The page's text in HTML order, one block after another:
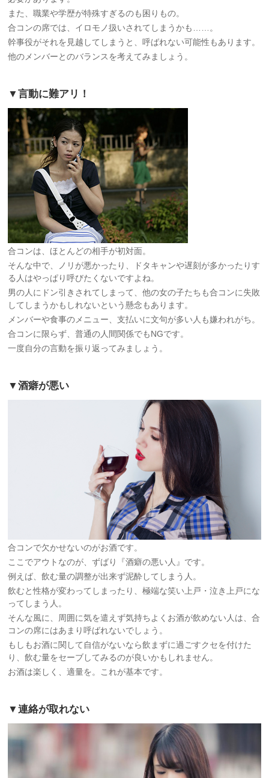
また、職業や学歴が特殊すぎるのも困りもの。
合コンの席では、イロモノ扱いされてしまうかも……。
幹事役がそれを見越してしまうと、呼ばれない可能性もあります。
他のメンバーとのバランスを考えてみましょう。
▼言動に難アリ！
合コンは、ほとんどの相手が初対面。
そんな中で、ノリが悪かったり、ドタキャンや遅刻が多かったりす
る人はやっぱり呼びたくないですよね。
男の人にドン引きされてしまって、他の女の子たちも合コンに失敗
してしまうかもしれないという懸念もあります。
メンバーや食事のメニュー、支払いに文句が多い人も嫌われがち。
合コンに限らず、普通の人間関係でもNGです。
一度自分の言動を振り返ってみましょう。
▼酒癖が悪い
合コンで欠かせないのがお酒です。
ここでアウトなのが、ずばり『酒癖の悪い人』です。
例えば、飲む量の調整が出来ず泥酔してしまう人。
飲むと性格が変わってしまったり、極端な笑い上戸・泣き上戸にな
ってしまう人。
そんな風に、周囲に気を遣えず気持ちよくお酒が飲めない人は、合
コンの席にはあまり呼ばれないでしょう。
もしもお酒に関して自信がないなら飲まずに過ごすクセを付けた
り、飲む量をセーブしてみるのが良いかもしれません。
お酒は楽しく、適量を。これが基本です。
▼連絡が取れない